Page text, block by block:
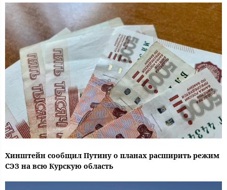
Хинштейн сообщил Путину о планах расширить режим
СЭЗ на всю Курскую область